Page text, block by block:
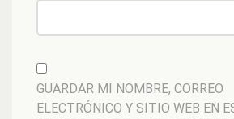
GUARDAR MI NOMBRE, CORREO
ELECTRÓNICO Y SITIO WEB EN